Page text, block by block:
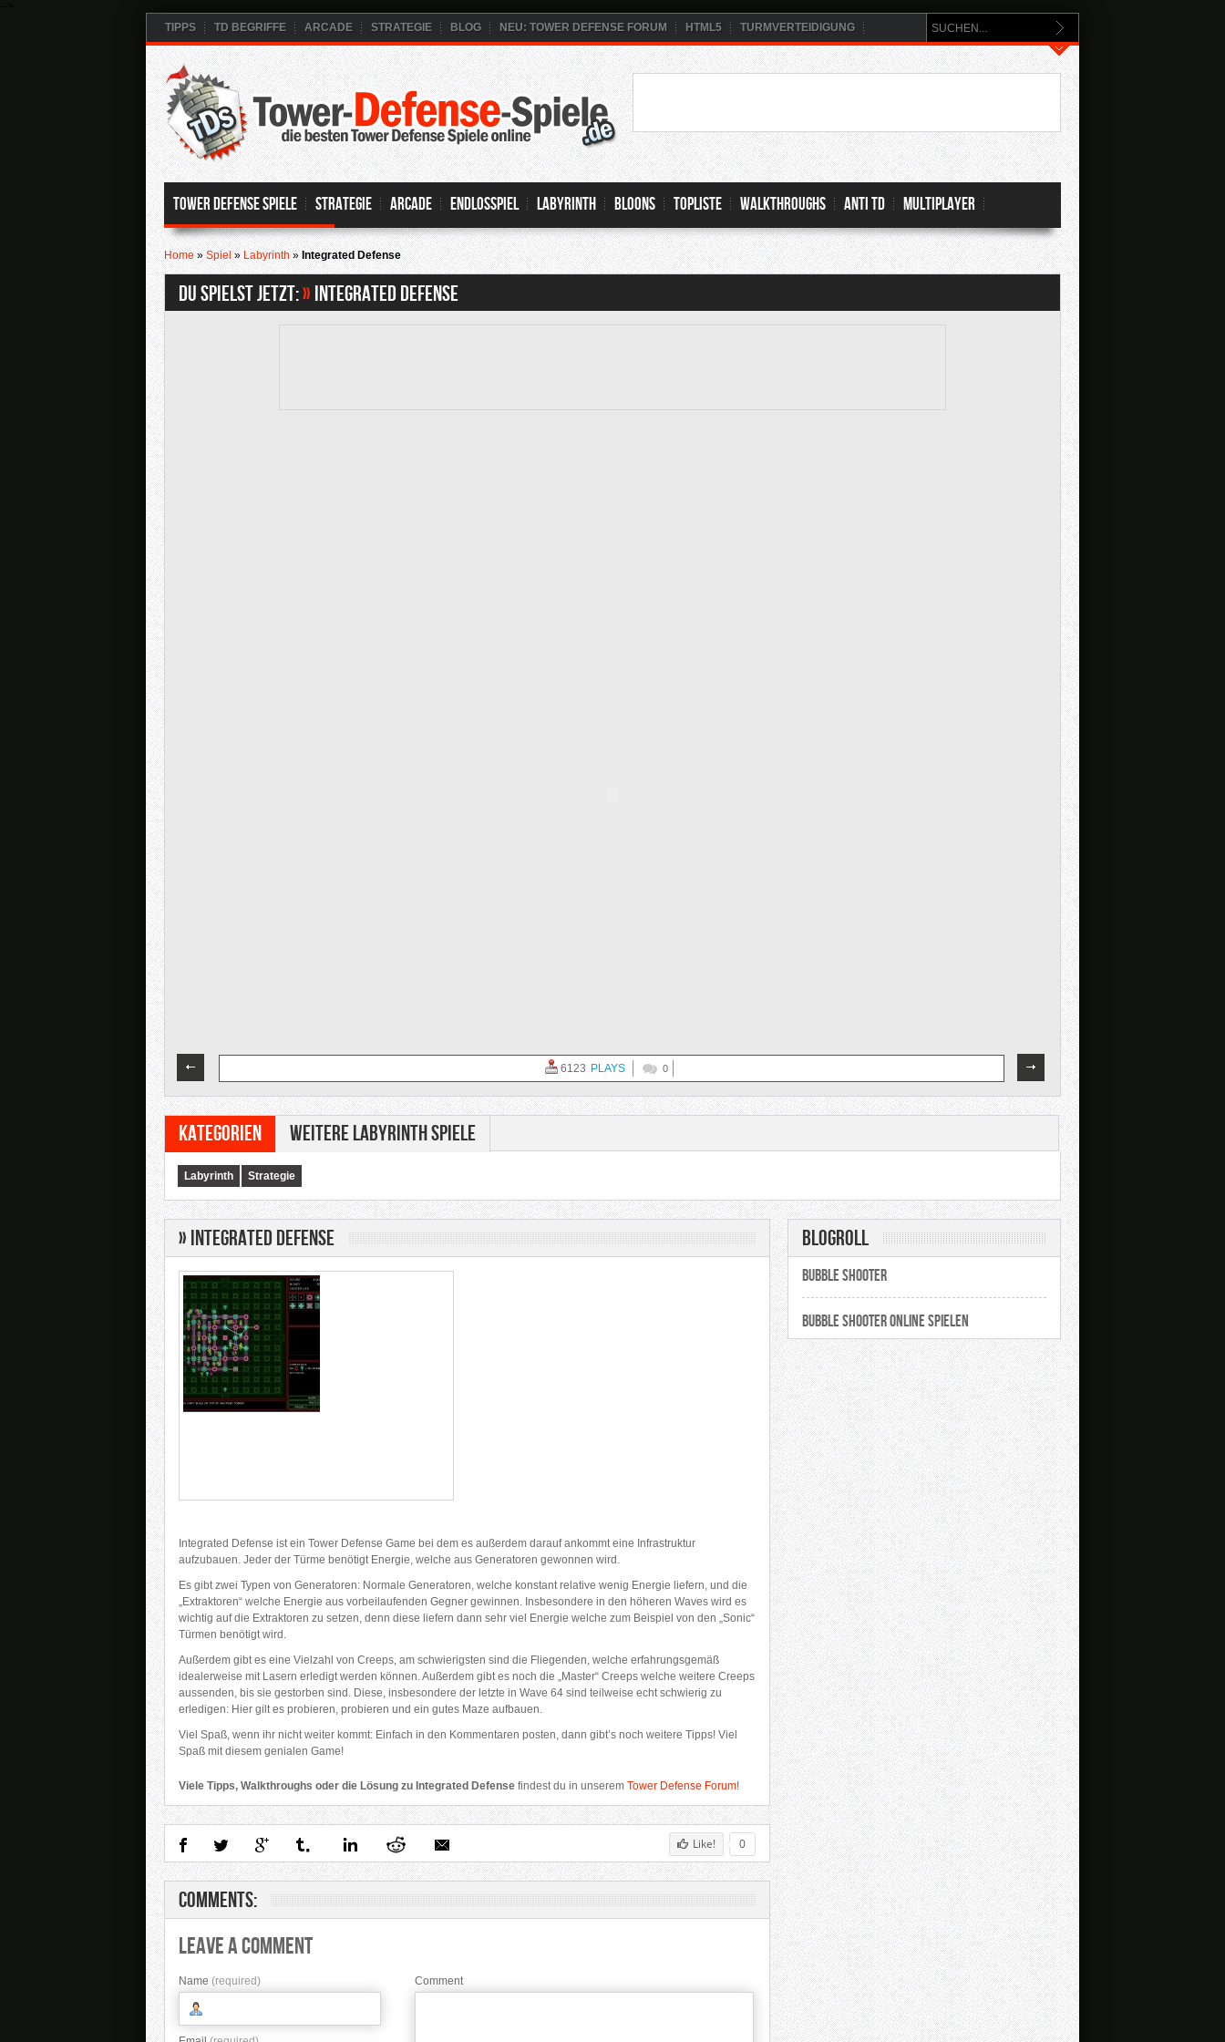
TIPPS
TD BEGRIFFE ARCADE STRATEGIE BLOG NEU: TOWER DEFENSE FORUM HTML5 TURMVERTEIDIGUNG
Tower Defense Spiele Strategie Arcade Endlosspiel Labyrinth Bloons Topliste Walkthroughs Anti TD Multiplayer
Home»Spiel»Labyrinth»Integrated Defense
Du spielst jetzt:» Integrated Defense
6123 PLAYS 0
Kategorien Weitere Labyrinth Spiele
Labyrinth Strategie
» Integrated Defense
Integrated Defense ist ein Tower Defense Game bei dem es außerdem darauf ankommt eine Infrastruktur
aufzubauen. Jeder der Türme benötigt Energie, welche aus Generatoren gewonnen wird.
Es gibt zwei Typen von Generatoren: Normale Generatoren, welche konstant relative wenig Energie liefern, und die
„Extraktoren“ welche Energie aus vorbeilaufenden Gegner gewinnen. Insbesondere in den höheren Waves wird es
wichtig auf die Extraktoren zu setzen, denn diese liefern dann sehr viel Energie welche zum Beispiel von den „Sonic“
Türmen benötigt wird.
Außerdem gibt es eine Vielzahl von Creeps, am schwierigsten sind die Fliegenden, welche erfahrungsgemäß
idealerweise mit Lasern erledigt werden können. Außerdem gibt es noch die „Master“ Creeps welche weitere Creeps
aussenden, bis sie gestorben sind. Diese, insbesondere der letzte in Wave 64 sind teilweise echt schwierig zu
erledigen: Hier gilt es probieren, probieren und ein gutes Maze aufbauen.
Viel Spaß, wenn ihr nicht weiter kommt: Einfach in den Kommentaren posten, dann gibt’s noch weitere Tipps! Viel
Spaß mit diesem genialen Game!
Viele Tipps, Walkthroughs oder die Lösung zu Integrated Defense findest du in unserem Tower Defense Forum!
Like! 0
Comments:
Leave A Comment
Name (required) Comment
Blogroll
Bubble Shooter
Bubble Shooter online spielen